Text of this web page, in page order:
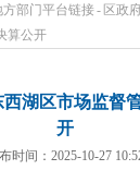
方部门平台链接- 区政
算公开
西湖区市场监督
开
时间：2025-10-27